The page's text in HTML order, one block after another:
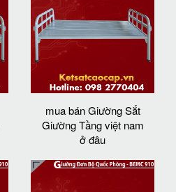
mua bán Giường Sắt
Giường Tầng việt nam
ở đâu